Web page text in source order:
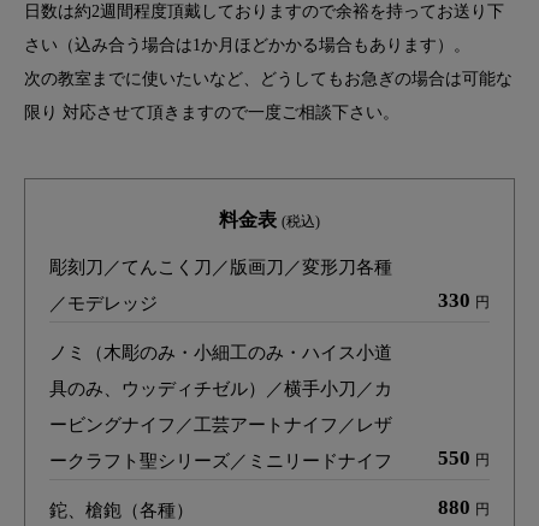
日数は約2週間程度頂戴しておりますので余裕を持ってお送り下
さい（込み合う場合は1か月ほどかかる場合もあります）。
次の教室までに使いたいなど、どうしてもお急ぎの場合は可能な
限り 対応させて頂きますので一度ご相談下さい。
料金表 (税込)
彫刻刀／てんこく刀／版画刀／変形刀各種
／モデレッジ
330 円
ノミ（木彫のみ・小細工のみ・ハイス小道
具のみ、ウッディチゼル）／横手小刀／カ
ービングナイフ／工芸アートナイフ／レザ
ークラフト聖シリーズ／ミニリードナイフ
550 円
鉈、槍鉋（各種） 880 円